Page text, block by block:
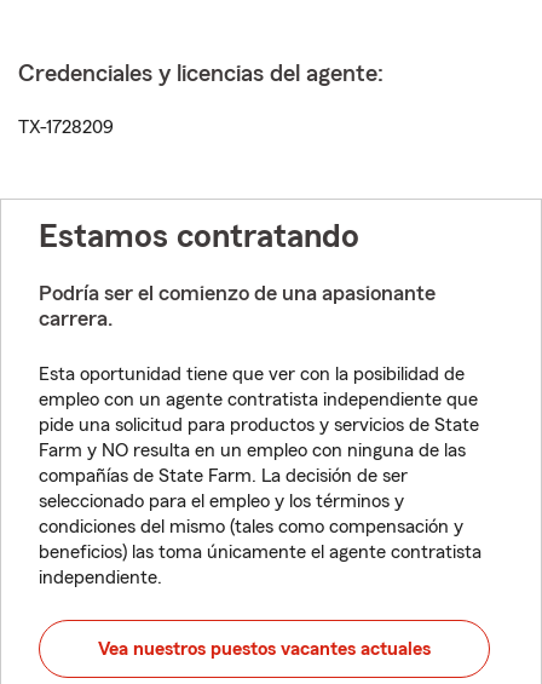
Credenciales y licencias del agente:
TX-1728209
Estamos contratando
Podría ser el comienzo de una apasionante
carrera.
Esta oportunidad tiene que ver con la posibilidad de
empleo con un agente contratista independiente que
pide una solicitud para productos y servicios de State
Farm y NO resulta en un empleo con ninguna de las
compañías de State Farm. La decisión de ser
seleccionado para el empleo y los términos y
condiciones del mismo (tales como compensación y
beneficios) las toma únicamente el agente contratista
independiente.
Vea nuestros puestos vacantes actuales